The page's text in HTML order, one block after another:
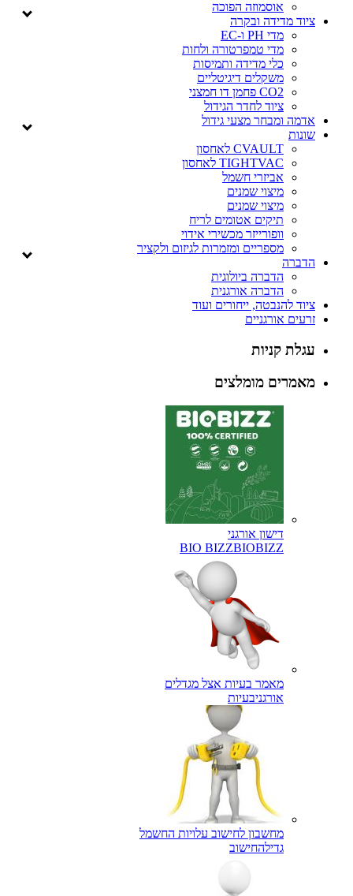
אוסמוזה הפוכה
ציוד מדידה ובקרה
מדי PH ו-EC
מדי טמפרטורה ולחות
כלי מדידה ותמיסות
משקלים דיגיטליים
CO2 פחמן דו חמצני
ציוד לחדר הגידול
אדמה ומבחר מצעי גידול
שונות
CVAULT לאחסון
TIGHTVAC לאחסון
אביזרי חשמל
מיצוי שמנים
מיצוי שמנים
תיקים אטומים לריח
וופורייזר מכשירי אידוי
מספריים ומזמרות לגיזום ולקציר
הדברה
הדברה ביולוגית
הדברה אורגנית
ציוד להנבטה, ייחורים ועוד
זרעים אורגניים
עגלת קניות
מאמרים מומלצים
דישון אורגני
BIO BIZZBIOBIZZ
מאמר בעיות אצל מגדלים
אורגניבעיות
מחשבון לחישוב עלויות החשמל
גדילהחישוב